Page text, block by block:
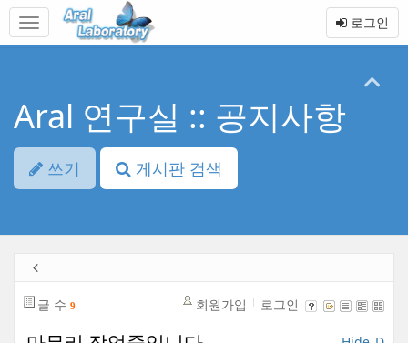
본
바
메
토
로그인
Aral 연구실 :: 공지사항
쓰기 게시판 검색
글 수 9 회원가입 로그인